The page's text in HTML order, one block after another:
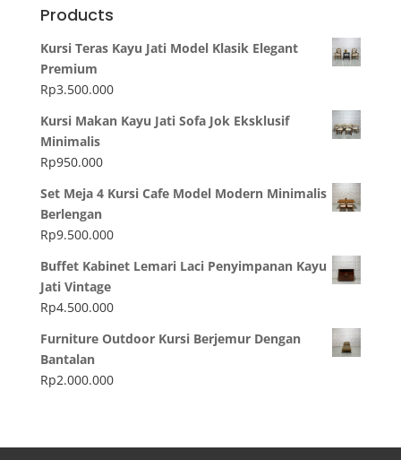
Products
Kursi Teras Kayu Jati Model Klasik Elegant
Premium
Rp3.500.000
Kursi Makan Kayu Jati Sofa Jok Eksklusif
Minimalis
Rp950.000
Set Meja 4 Kursi Cafe Model Modern Minimalis
Berlengan
Rp9.500.000
Buffet Kabinet Lemari Laci Penyimpanan Kayu
Jati Vintage
Rp4.500.000
Furniture Outdoor Kursi Berjemur Dengan
Bantalan
Rp2.000.000